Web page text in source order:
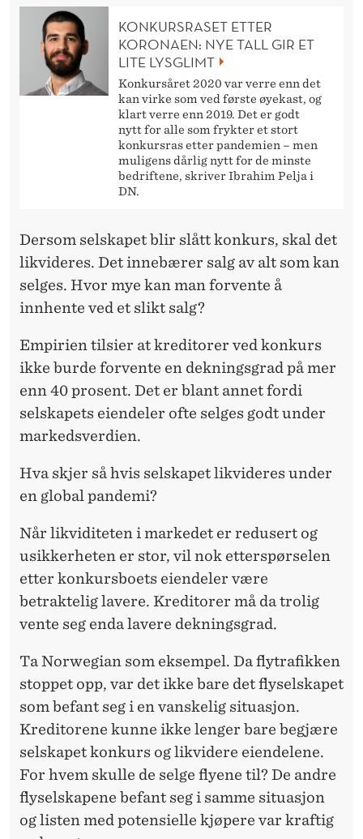
KONKURSRASET ETTER
KORONAEN: NYE TALL GIR ET
LITE LYSGLIMT
Konkursåret 2020 var verre enn det
kan virke som ved første øyekast, og
klart verre enn 2019. Det er godt
nytt for alle som frykter et stort
konkursras etter pandemien – men
muligens dårlig nytt for de minste
bedriftene, skriver Ibrahim Pelja i
DN.
Dersom selskapet blir slått konkurs, skal det
likvideres. Det innebærer salg av alt som kan
selges. Hvor mye kan man forvente å
innhente ved et slikt salg?
Empirien tilsier at kreditorer ved konkurs
ikke burde forvente en dekningsgrad på mer
enn 40 prosent. Det er blant annet fordi
selskapets eiendeler ofte selges godt under
markedsverdien.
Hva skjer så hvis selskapet likvideres under
en global pandemi?
Når likviditeten i markedet er redusert og
usikkerheten er stor, vil nok etterspørselen
etter konkursboets eiendeler være
betraktelig lavere. Kreditorer må da trolig
vente seg enda lavere dekningsgrad.
Ta Norwegian som eksempel. Da flytrafikken
stoppet opp, var det ikke bare det flyselskapet
som befant seg i en vanskelig situasjon.
Kreditorene kunne ikke lenger bare begjære
selskapet konkurs og likvidere eiendelene.
For hvem skulle de selge flyene til? De andre
flyselskapene befant seg i samme situasjon
og listen med potensielle kjøpere var kraftig